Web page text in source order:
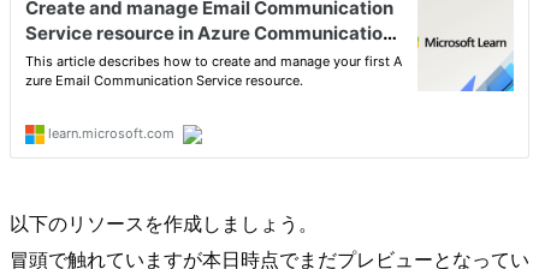
以下のリソースを作成しましょう。
冒頭で触れていますが本日時点でまだプレビューとなってい